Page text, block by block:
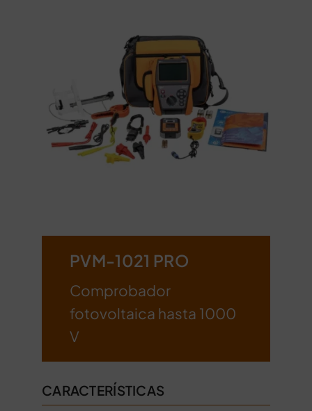
PVM-1021 PRO
Comprobador
fotovoltaica hasta 1000
V
CARACTERÍSTICAS